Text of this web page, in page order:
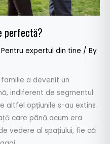
perfectă?
Pentru expertul din tine / By
a devenit un
indiferent de segmentul
altfel opțiunile s-au extins
care până acum era
vedere al spațiului, fie că